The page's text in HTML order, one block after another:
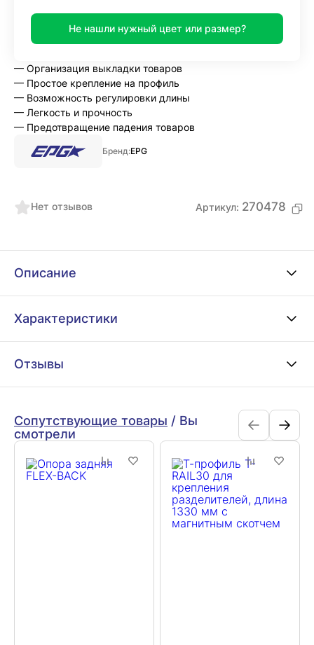
Нет отзывов Артикул: 270478
Не нашли нужный цвет или размер?
— Организация выкладки товаров
— Простое крепление на профиль
— Возможность регулировки длины
— Легкость и прочность
— Предотвращение падения товаров
Бренд:EPG
Описание
Характеристики
Отзывы
Сопутствующие товары / Вы
смотрели